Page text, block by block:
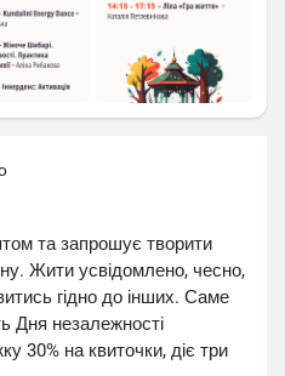
та запрошує творити
Жити усвідомлено, чесно,
гідно до інших. Саме
Дня незалежності
30% на квиточки, діє три